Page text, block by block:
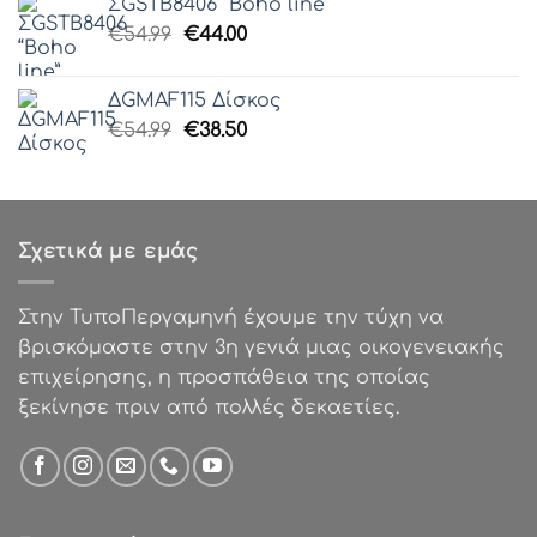
€85.00.είναι:
€50.00.
ΣGSTB8406 “Boho line”
€54.99 Original
€54.99.
€44.00Η
είναι:
€44.00.
ΔGMAF115 Δίσκος
€54.99 Original
€54.99.
€38.50Η
είναι:
Σχετικά με εμάς
Στην ΤυποΠεργαμηνή έχουμε την τύχη να
βρισκόμαστε στην 3η γενιά μιας οικογενειακής
επιχείρησης, η προσπάθεια της οποίας
ξεκίνησε πριν από πολλές δεκαετίες.